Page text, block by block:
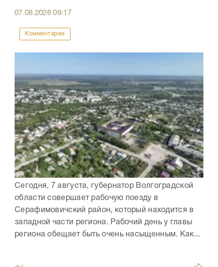
07.08.202609:17
Комментарии
Сегодня, 7 августа, губернатор Волгоградской
области совершает рабочую поезду в
Серафимовичский район, который находится в
западной части региона. Рабочий день у главы
региона обещает быть очень насыщенным. Как...